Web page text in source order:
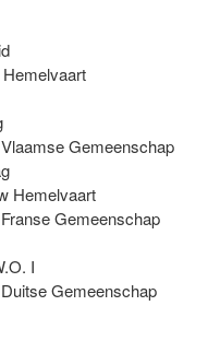
Gemeenschap
Hemelvaart
Gemeenschap
I
Gemeenschap